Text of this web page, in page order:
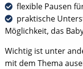
flexible Pausen
praktische
Möglichkeit, das
Wichtig ist unter
mit dem Thema